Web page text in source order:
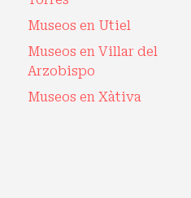
Museos en Utiel
Museos en Villar del
Arzobispo
Museos en Xàtiva